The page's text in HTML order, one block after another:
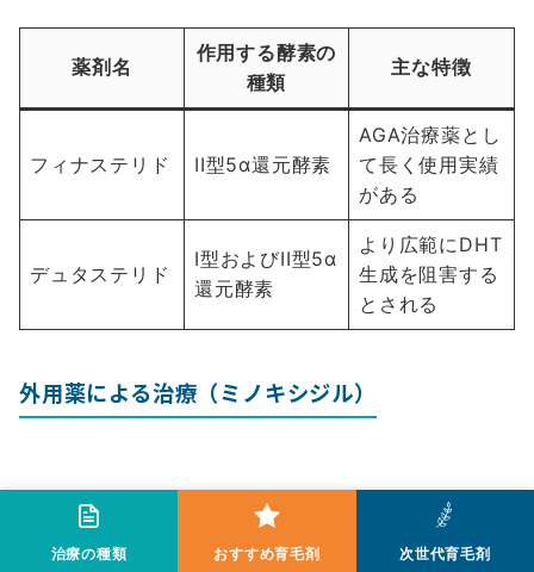
治療の種類 おすすめ育毛剤 次世代育毛剤
薬剤名
作用する酵素の
種類
主な特徴
フィナステリド II型5α還元酵素
AGA治療薬とし
て長く使用実績
がある
デュタステリド
I型およびII型5α
還元酵素
より広範にDHT
生成を阻害する
とされる
外用薬による治療（ミノキシジル）
外用薬（塗り薬）としては、「ミノキシジル」が広く
用いられます。ミノキシジルはもともと高血圧の治療